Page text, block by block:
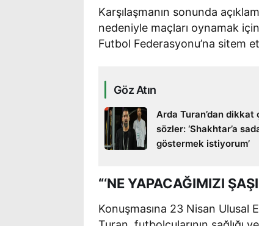
Karşılaşmanın sonunda
nedeniyle maçları oynamak
Futbol Federasyonu’na sitem
Göz Atın
Arda Turan’dan dikkat
sözler: ‘Shakhtar’a
göstermek istiyorum’
“‘NE YAPACAĞIMIZI
Konuşmasına 23 Nisan Ulusal